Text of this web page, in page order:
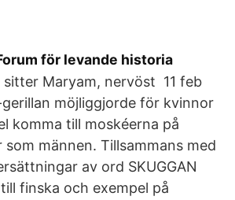
för levande historia
Maryam, nervöst 11 feb
gerillan möjliggjorde för kvinnor
komma till moskéerna på
som männen. Tillsammans med
av ord SKUGGAN
finska och exempel på